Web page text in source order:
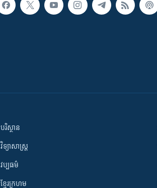
បរិស្ថាន
វិទ្យាសាស្រ្ត
វប្បធម៌
ខ្មែរក្រហម